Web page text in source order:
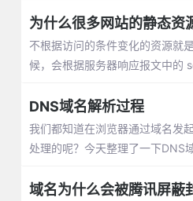
为什么很多网站的静态资
不根据访问的条件变化的资源就
候，会根据服务器响应报文中的
DNS域名解析过程
我们都知道在浏览器通过域名发
处理的呢？今天整理了一下DNS
域名为什么会被腾讯屏蔽